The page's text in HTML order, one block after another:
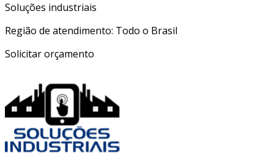
Soluções industriais
Região de atendimento: Todo o Brasil
Solicitar orçamento